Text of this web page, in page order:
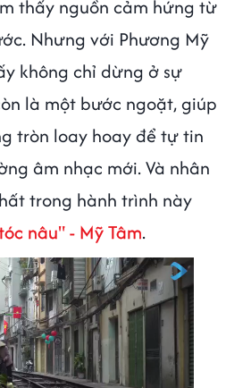
thấy nguồn cảm hứng từ
Nhưng với Phương Mỹ
không chỉ dừng ở sự
là một bước ngoặt, giúp
tròn loay hoay để tự tin
âm nhạc mới. Và nhân
trong hành trình này
nâu" - Mỹ Tâm.